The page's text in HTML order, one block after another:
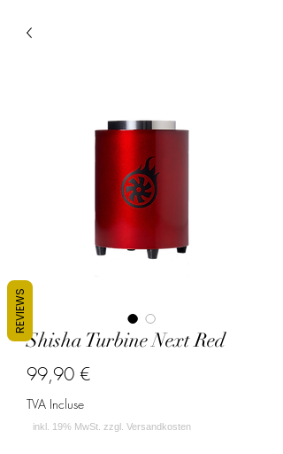
Shisha Turbine Next Red
99,90 €Prix
TVA Incluse
REVIEWS